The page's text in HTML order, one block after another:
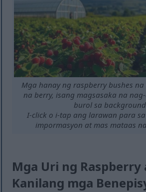
Mga hanay ng raspberry bushes
na berry, isang magsasaka na
burol sa
I-click o i-tap ang larawan para
impormasyon at mas mataas
Mga Uri ng Raspberry
Kanilang mga